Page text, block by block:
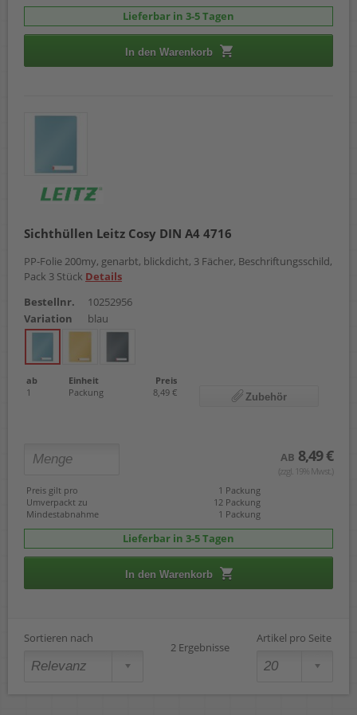
Lieferbar in 3-5 Tagen
In den Warenkorb
Sichthüllen Leitz Cosy DIN A4 4716
PP-Folie 200my, genarbt, blickdicht, 3 Fächer, Beschriftungsschild,
Pack 3 Stück Details
Bestellnr.
10252956
Variation
blau
ab Einheit
Preis
1
Packung 8,49 € Zubehör
AB 8,49 €
(zzgl. 19% Mwst.)
Preis gilt pro
1 Packung
Umverpackt zu
12 Packung
Mindestabnahme
1 Packung
Lieferbar in 3-5 Tagen
In den Warenkorb
Sortieren nach
2 Ergebnisse
Artikel pro Seite